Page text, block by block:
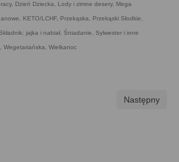
, Dzień Dziecka Lody i zimne desery, Mega
KETO/LCHF, Przekąska Przekąski Słodkie
jajka i nabiał Śniadanie Sylwester i inne
Wegetariańska Wielkanoc
Następny